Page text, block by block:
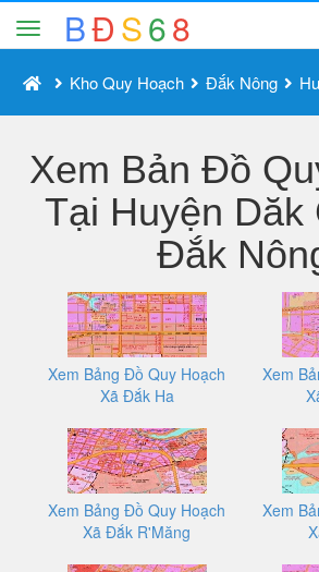
BĐS68
Kho Quy Hoạch Đắk Nông
Xem Bản Đồ
Tại Huyện Dăk
Đắk
Xem Bảng Đồ Quy Hoạch
Xã Đắk Ha
Xem
Xem Bảng Đồ Quy Hoạch
Xã Đắk R'Măng
Xem